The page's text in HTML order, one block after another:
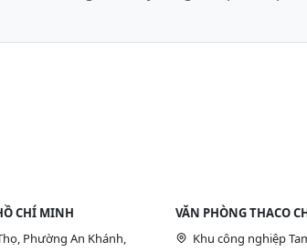
CHÍ MINH
Phường An Khánh,
VĂN PHÒNG THACO
Khu công nghiệp